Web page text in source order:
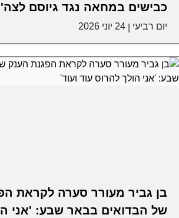
כבישים במחאה נגד גיוסם
יום רביעי 24 יוני 2026
בן גביר מעורר סערה לקראת
של הבדואים בבאר שבע: 'אני